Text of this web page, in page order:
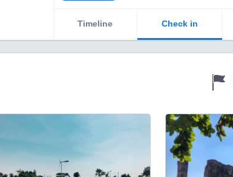
Timeline Check in